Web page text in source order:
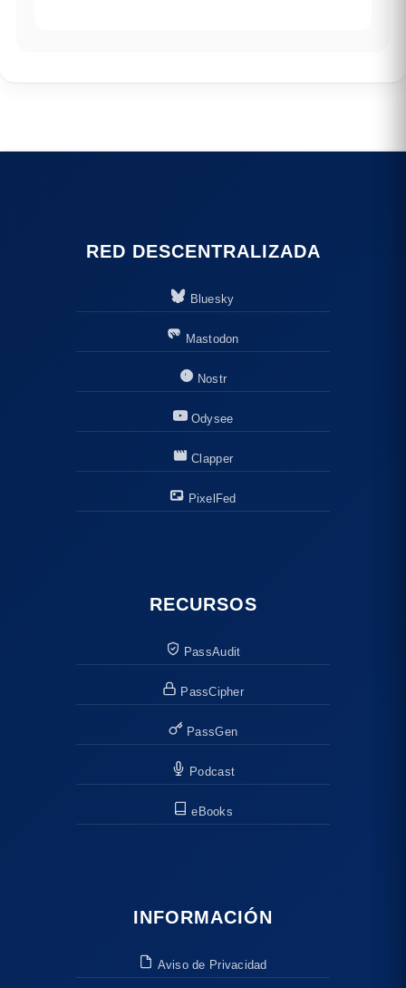
RED DESCENTRALIZADA
Bluesky
Mastodon
Nostr
Odysee
Clapper
PixelFed
RECURSOS
PassAudit
PassCipher
PassGen
Podcast
eBooks
INFORMACIÓN
Aviso de Privacidad